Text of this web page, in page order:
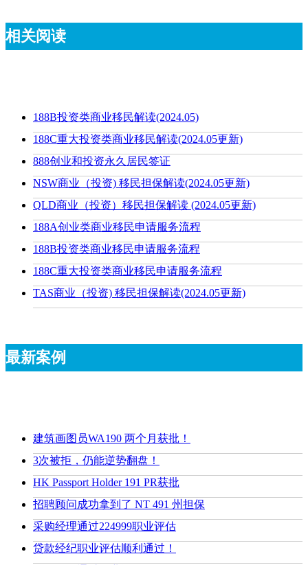
相关阅读
188B投资类商业移民解读(2024.05)
188C重大投资类商业移民解读(2024.05更新)
888创业和投资永久居民签证
NSW商业（投资) 移民担保解读(2024.05更新)
QLD商业（投资）移民担保解读 (2024.05更新)
188A创业类商业移民申请服务流程
188B投资类商业移民申请服务流程
188C重大投资类商业移民申请服务流程
TAS商业（投资) 移民担保解读(2024.05更新)
最新案例
建筑画图员WA190 两个月获批！
3次被拒，仍能逆势翻盘！
HK Passport Holder 191 PR获批
招聘顾问成功拿到了 NT 491 州担保
采购经理通过224999职业评估
贷款经纪职业评估顺利通过！